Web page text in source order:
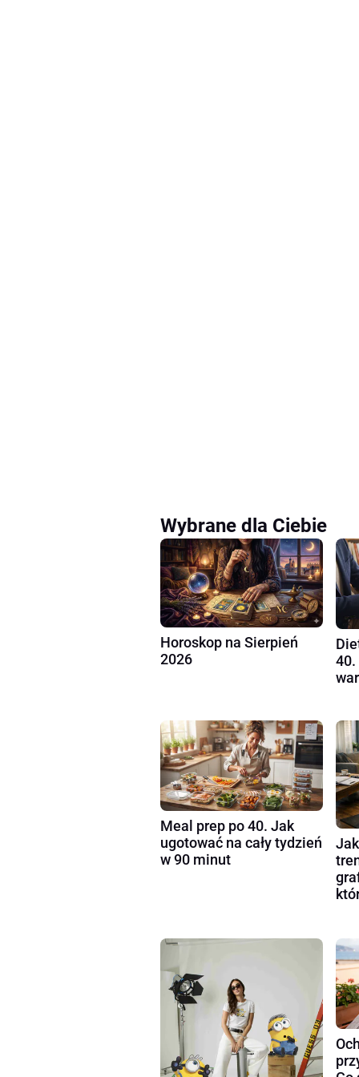
Wybrane dla Ciebie
Horoskop na Sierpień
2026
40.
Meal prep po 40. Jak
ugotować na cały tydzień
w 90 minut